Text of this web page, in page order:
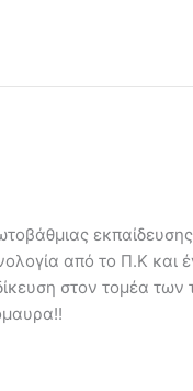
από το Π.Κ
στον τομέα